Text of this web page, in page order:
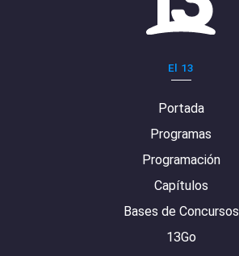
El 13
Portada
Programas
Programación
Capítulos
Bases de Concursos
13Go